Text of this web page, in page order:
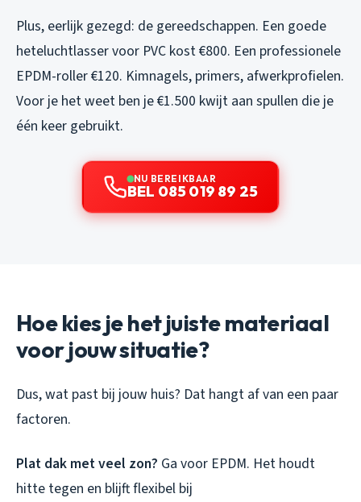
Plus, eerlijk gezegd: de gereedschappen. Een goede
heteluchtlasser voor PVC kost €800. Een professionele
EPDM-roller €120. Kimnagels, primers, afwerkprofielen.
Voor je het weet ben je €1.500 kwijt aan spullen die je
één keer gebruikt.
NU BEREIKBAAR
BEL 085 019 89 25
Hoe kies je het juiste materiaal
voor jouw situatie?
Dus, wat past bij jouw huis? Dat hangt af van een paar
factoren.
Plat dak met veel zon? Ga voor EPDM. Het houdt
hitte tegen en blijft flexibel bij